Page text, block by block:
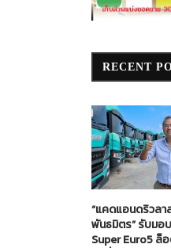
RECENT
“แคดแอนดริวลา
พันธมิตร” รับมอ
Super Euro5 ล็